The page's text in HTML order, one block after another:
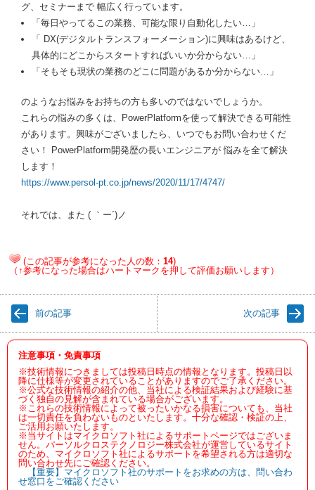
グ、セミナーまで 幅広く行っています。
「毎日やってるこの業務、可能な限り自動化したい…」
「 DX(デジタルトランスフォーメーション)に興味はあるけど、
具体的にどこからスタートすればいいか分からない…」
「そもそも現状の業務のどこに問題があるか分からない…」
のようなお悩みをお持ちの方も多いのではないでしょうか。
これらの悩みの多くは、PowerPlatformを使って解決できる可能性
があります。興味がございましたら、いつでもお問い合わせくだ
さい！ PowerPlatform開発歴の長いエンジニアが 悩みを全て解決
します！
https://www.persol-pt.co.jp/news/2020/11/17/4747/
それでは、また ( ｀ー´)ノ
(この記事が参考になった人の数： 14)
（↑参考になった場合はハートマークを押して評価お願いします）
前の記事 次の記事
注意事項・免責事項
※技術情報につきましては投稿日時点の情報となります。投稿日以
降に仕様等が変更されていることがありますのでご了承ください。
※公式な技術情報の紹介の他、当社による検証結果および経験に基
づく独自の見解が含まれている場合がございます。
※これらの技術情報によって被ったいかなる損害についても、当社
は一切責任を負わないものといたします。十分な確認・検証の上、
ご活用お願いたします。
※当サイトはマイクロソフト社によるサポートページではございま
せん。パーソルクロステクノロジー株式会社が運営しているサイト
のため、マイクロソフト社によるサポートを希望される方は適切な
問い合わせ先にご確認ください。
【重要】マイクロソフト社のサポートをお求めの方は、問い合わ
せ窓口をご確認ください